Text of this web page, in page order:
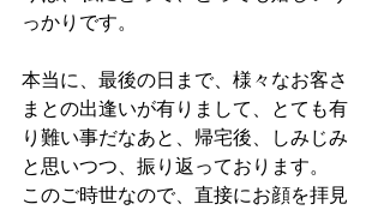
っかりです。
本当に、最後の日まで、様々なお客さ
まとの出逢いが有りまして、とても有
り難い事だなあと、帰宅後、しみじみ
と思いつつ、振り返っております。
このご時世なので、直接にお顔を拝見